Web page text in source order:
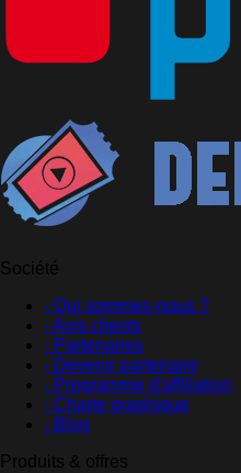
Société
- Qui sommes-nous ?
- Avis clients
- Partenaires
- Devenir partenaire
- Programme d'affiliation
- Charte graphique
- Blog
Produits & offres